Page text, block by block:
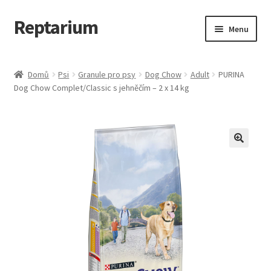
Přeskočit
na
Přejít
k
webu
Reptarium Menu
Košík
Malá zvířata — Klece, krmivo, vybavení
Domů Psi Granule pro psy Dog Chow Adult
PURINA
Dog Chow Complet/Classic s jehněčím – 2 x 14 kg